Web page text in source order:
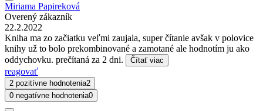
Miriama Papireková
Overený zákazník
22.2.2022
Kniha ma zo začiatku veľmi zaujala, super čítanie avšak v polovice
knihy už to bolo prekombinované a zamotané ale hodnotím ju ako
oddychovku. prečítaná za 2 dni.
Čítať viac
reagovať
2 pozitívne hodnotenia2
0 negatívne hodnotenia0